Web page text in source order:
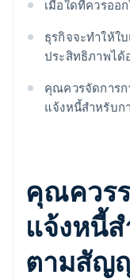
เมื่อใดที่ควรออ
ธุรกิจจะทำให้ใ
ประสิทธิภาพได้
คุณควรจัดการก
แจ้งหนี้สำหรับก
คุณควรร
แจ้งหนี้
ตามสัญ